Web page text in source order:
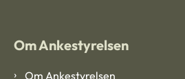
Om Ankestyrelsen
Om Ankestyrelsen